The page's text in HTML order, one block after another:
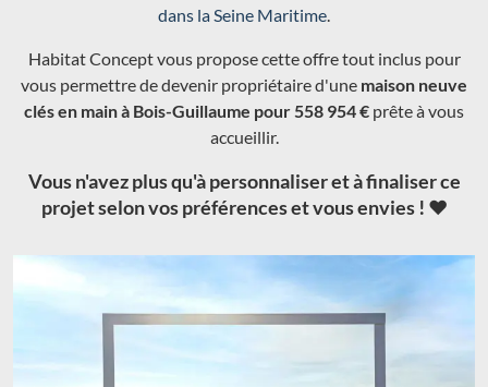
dans la Seine Maritime.
Habitat Concept vous propose cette offre tout inclus pour
vous permettre de devenir propriétaire d'une maison neuve
clés en main à Bois-Guillaume pour 558 954 € prête à vous
accueillir.
Vous n'avez plus qu'à personnaliser et à finaliser ce
projet selon vos préférences et vous envies ! ❤️